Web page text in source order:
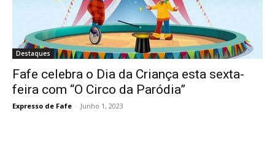
Destaques
Fafe celebra o Dia da Criança esta sexta-
feira com “O Circo da Paródia”
Expresso de Fafe - Junho 1, 2023